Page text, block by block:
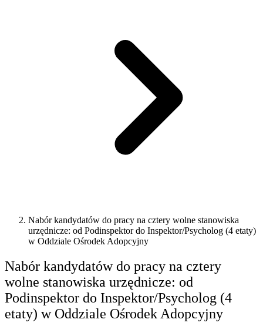
Nabór kandydatów do pracy na cztery wolne stanowiska
urzędnicze: od Podinspektor do Inspektor/Psycholog (4 etaty)
w Oddziale Ośrodek Adopcyjny
Nabór kandydatów do pracy na cztery
wolne stanowiska urzędnicze: od
Podinspektor do Inspektor/Psycholog (4
etaty) w Oddziale Ośrodek Adopcyjny